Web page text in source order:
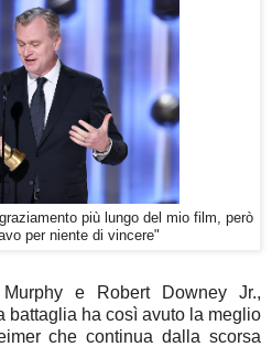
più lungo del mio film, però
per niente di vincere"
e Robert Downey Jr.,
battaglia ha così avuto la meglio
che continua dalla scorsa